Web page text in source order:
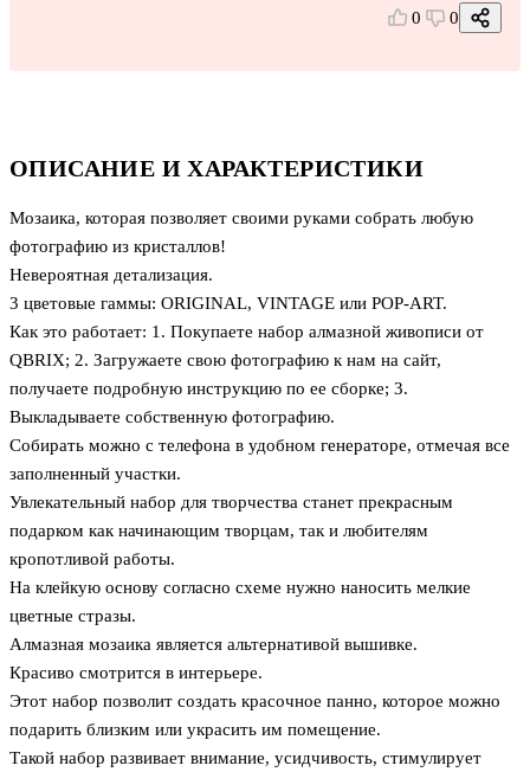
ОПИСАНИЕ И ХАРАКТЕРИСТИКИ
Мозаика, которая позволяет своими руками собрать любую
фотографию из кристаллов!
Невероятная детализация.
3 цветовые гаммы: ORIGINAL, VINTAGE или POP-ART.
Как это работает: 1. Покупаете набор алмазной живописи от
QBRIX; 2. Загружаете свою фотографию к нам на сайт,
получаете подробную инструкцию по ее сборке; 3.
Выкладываете собственную фотографию.
Собирать можно с телефона в удобном генераторе, отмечая все
заполненный участки.
Увлекательный набор для творчества станет прекрасным
подарком как начинающим творцам, так и любителям
кропотливой работы.
На клейкую основу согласно схеме нужно наносить мелкие
цветные стразы.
Алмазная мозаика является альтернативой вышивке.
Красиво смотрится в интерьере.
Этот набор позволит создать красочное панно, которое можно
подарить близким или украсить им помещение.
Такой набор развивает внимание, усидчивость, стимулирует
0 0